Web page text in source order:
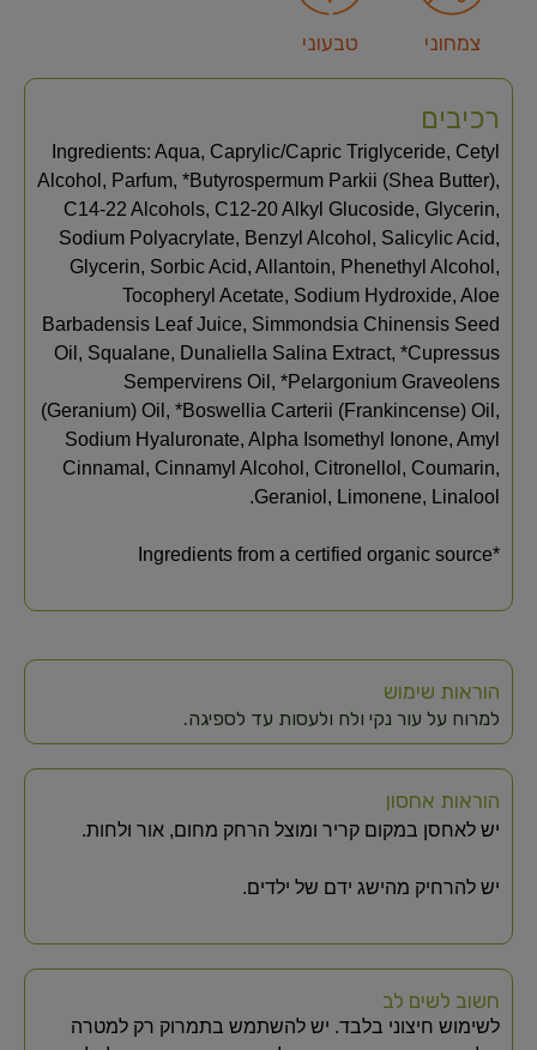
צמחוני טבעוני
רכיבים
Ingredients: Aqua, Caprylic/Capric Triglyceride, Cetyl
Alcohol, Parfum, *Butyrospermum Parkii (Shea Butter),
C14-22 Alcohols, C12-20 Alkyl Glucoside, Glycerin,
Sodium Polyacrylate, Benzyl Alcohol, Salicylic Acid,
Glycerin, Sorbic Acid, Allantoin, Phenethyl Alcohol,
Tocopheryl Acetate, Sodium Hydroxide, Aloe
Barbadensis Leaf Juice, Simmondsia Chinensis Seed
Oil, Squalane, Dunaliella Salina Extract, *Cupressus
Sempervirens Oil, *Pelargonium Graveolens
(Geranium) Oil, *Boswellia Carterii (Frankincense) Oil,
Sodium Hyaluronate, Alpha Isomethyl Ionone, Amyl
Cinnamal, Cinnamyl Alcohol, Citronellol, Coumarin,
Geraniol, Limonene, Linalool.
*Ingredients from a certified organic source
הוראות שימוש
למרוח על עור נקי ולח ולעסות עד לספיגה.
הוראות אחסון
יש לאחסן במקום קריר ומוצל הרחק מחום, אור ולחות.
יש להרחיק מהישג ידם של ילדים.
חשוב לשים לב
לשימוש חיצוני בלבד. יש להשתמש בתמרוק רק למטרה